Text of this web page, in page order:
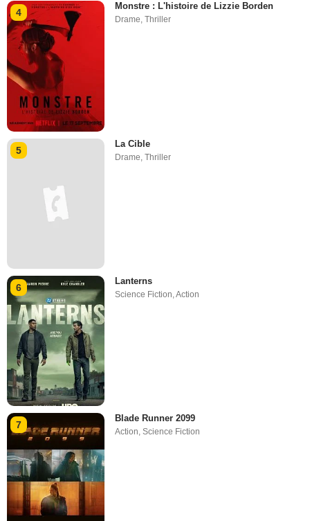
4
Monstre : L'histoire de Lizzie Borden
Drame,Thriller
5
La Cible
Drame ,Thriller
6
Lanterns
Science Fiction,Action
7
Blade Runner 2099
Action,Science Fiction